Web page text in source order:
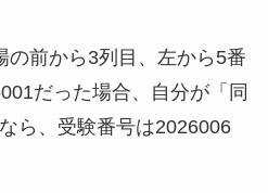
の前から3列目、左から5番
だった場合、自分が「同
ら、受験番号は2026006